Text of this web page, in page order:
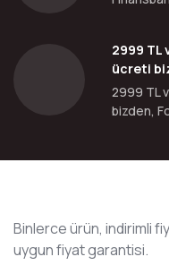
2999 TL
ücreti
2999 TL
bizden,
Binlerce ürün, indirimli
uygun fiyat garantisi.